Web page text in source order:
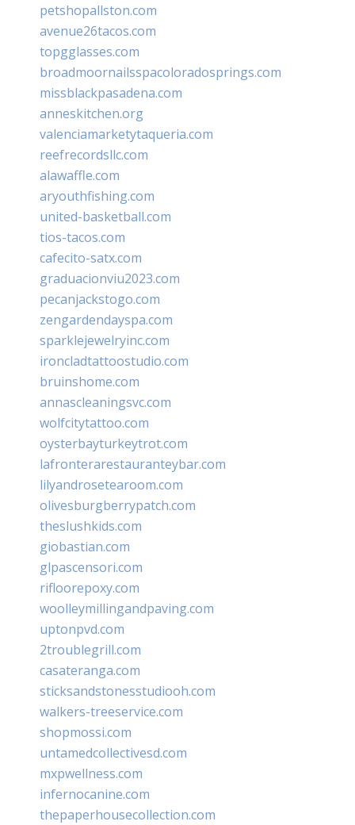
petshopallston.com
avenue26tacos.com
topgglasses.com
broadmoornailsspacoloradosprings.com
missblackpasadena.com
anneskitchen.org
valenciamarketytaqueria.com
reefrecordsllc.com
alawaffle.com
aryouthfishing.com
united-basketball.com
tios-tacos.com
cafecito-satx.com
graduacionviu2023.com
pecanjackstogo.com
zengardendayspa.com
sparklejewelryinc.com
ironcladtattoostudio.com
bruinshome.com
annascleaningsvc.com
wolfcitytattoo.com
oysterbayturkeytrot.com
lafronterarestauranteybar.com
lilyandrosetearoom.com
olivesburgberrypatch.com
theslushkids.com
giobastian.com
glpascensori.com
rifloorepoxy.com
woolleymillingandpaving.com
uptonpvd.com
2troublegrill.com
casateranga.com
sticksandstonesstudiooh.com
walkers-treeservice.com
shopmossi.com
untamedcollectivesd.com
mxpwellness.com
infernocanine.com
thepaperhousecollection.com